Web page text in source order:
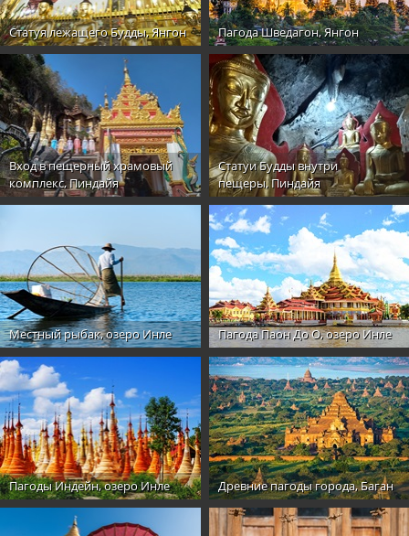
Статуя лежащего Будды, Янгон Пагода Шведагон, Янгон
Вход в пещерный храмовый
комплекс, Пиндайя
Статуи Будды внутри
пещеры, Пиндайя
Местный рыбак, озеро Инле Пагода Паон До О, озеро Инле
Пагоды Индейн, озеро Инле Древние пагоды города, Баган